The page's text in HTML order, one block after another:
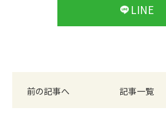
LINE
記事一覧
前の記事へ